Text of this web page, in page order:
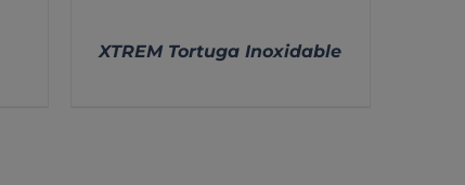
XTREM Tortuga Inoxidable